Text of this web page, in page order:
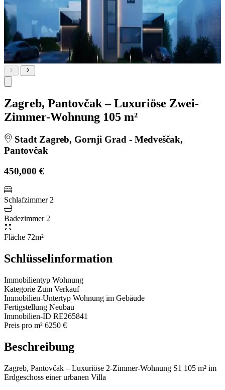
Zagreb, Pantovčak – Luxuriöse Zwei-
Zimmer-Wohnung 105 m²
Stadt Zagreb, Gornji Grad - Medveščak,
Pantovčak
450,000 €
Schlafzimmer 2
Badezimmer 2
Fläche 72m²
Schlüsselinformation
Immobilientyp Wohnung
Kategorie Zum Verkauf
Immobilien-Untertyp Wohnung im Gebäude
Fertigstellung Neubau
Immobilien-ID RE265841
Preis pro m² 6250 €
Beschreibung
Zagreb, Pantovčak – Luxuriöse 2-Zimmer-Wohnung S1 105 m² im
Erdgeschoss einer urbanen Villa